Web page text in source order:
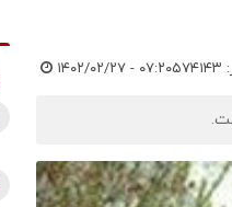
۱۴۰۲/۰۲/۲۷ - ۰۷:۲۰